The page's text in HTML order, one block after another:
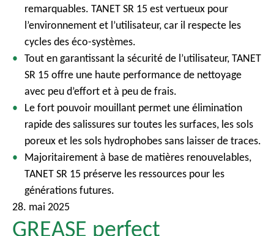
remarquables. TANET SR 15 est vertueux pour
l’environnement et l’utilisateur, car il respecte les
cycles des éco-systèmes.
Tout en garantissant la sécurité de l’utilisateur, TANET
SR 15 offre une haute performance de nettoyage
avec peu d’effort et à peu de frais.
Le fort pouvoir mouillant permet une élimination
rapide des salissures sur toutes les surfaces, les sols
poreux et les sols hydrophobes sans laisser de traces.
Majoritairement à base de matières renouvelables,
TANET SR 15 préserve les ressources pour les
générations futures.
28. mai 2025
GREASE perfect